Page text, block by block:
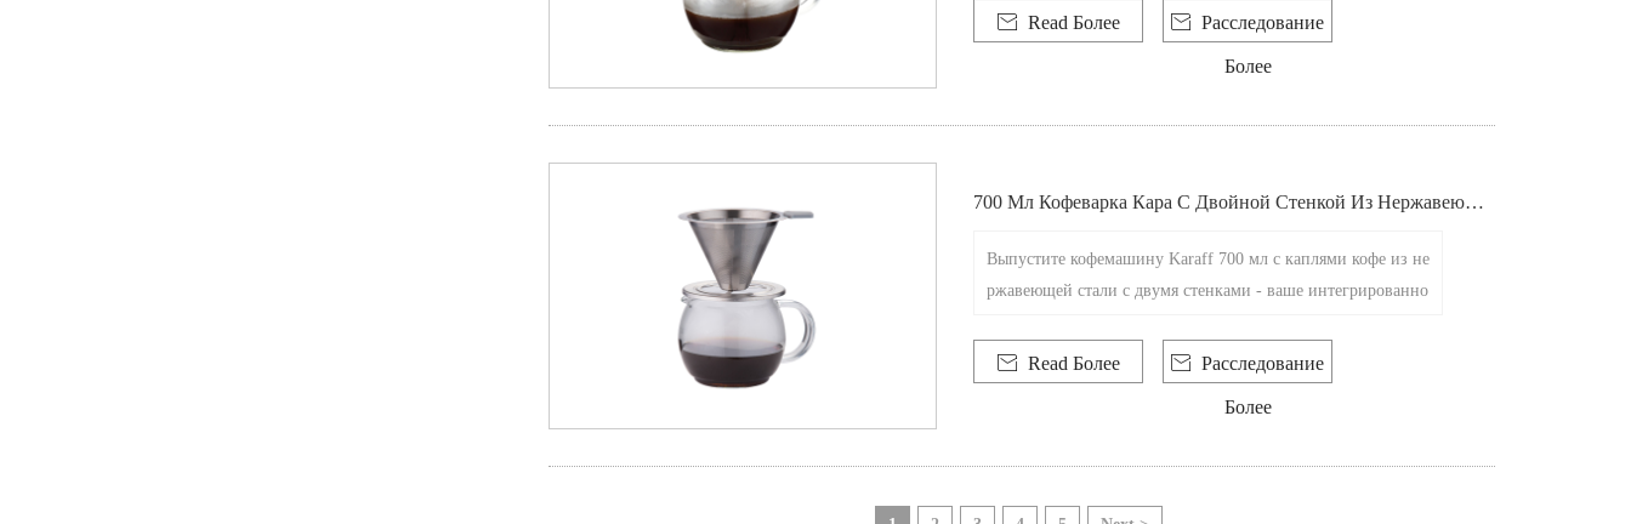
ый процесс пузырьков для любителей сброса.
 Read Более  Расследование
Более
700 Мл Кофеварка Кара С Двойной Стенкой Из Нержавеюще
Выпустите кофемашину Karaff 700 мл с каплями кофе из не
ржавеющей стали с двумя стенками - ваше интегрированно
 Read Более  Расследование
Более